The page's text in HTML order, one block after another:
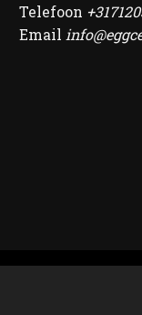
Telefoon
Email